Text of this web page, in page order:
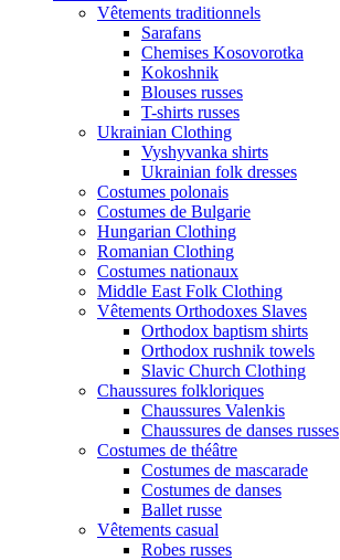
Vêtements traditionnels
Sarafans
Chemises Kosovorotka
Kokoshnik
Blouses russes
T-shirts russes
Ukrainian Clothing
Vyshyvanka shirts
Ukrainian folk dresses
Costumes polonais
Costumes de Bulgarie
Hungarian Clothing
Romanian Clothing
Costumes nationaux
Middle East Folk Clothing
Vêtements Orthodoxes Slaves
Orthodox baptism shirts
Orthodox rushnik towels
Slavic Church Clothing
Chaussures folkloriques
Chaussures Valenkis
Chaussures de danses russes
Costumes de théâtre
Costumes de mascarade
Costumes de danses
Ballet russe
Vêtements casual
Robes russes